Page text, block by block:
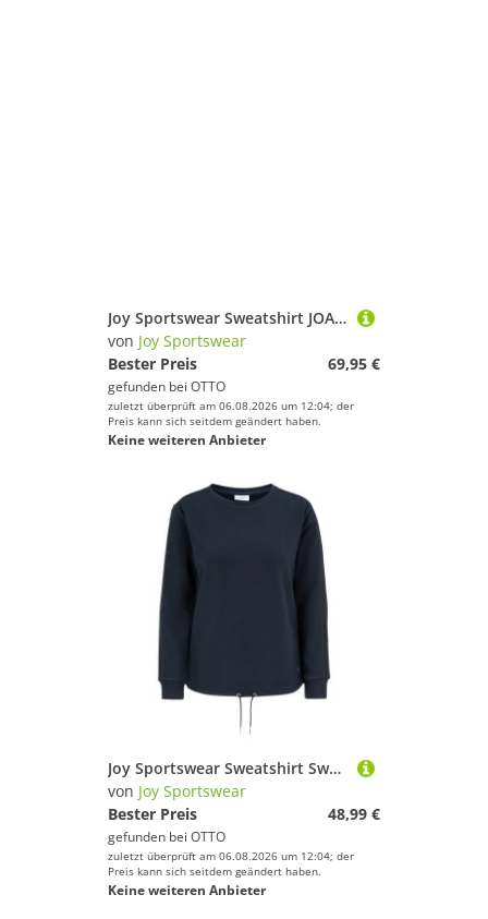
Joy Sportswear Sweatshirt JOANA Sweatshirt
von Joy Sportswear
Bester Preis
69,95 €
gefunden bei OTTO
zuletzt überprüft am 06.08.2026 um 12:04; der
Preis kann sich seitdem geändert haben.
Keine weiteren Anbieter
Joy Sportswear Sweatshirt Sweatshirt JULIKA
von Joy Sportswear
Bester Preis
48,99 €
gefunden bei OTTO
zuletzt überprüft am 06.08.2026 um 12:04; der
Preis kann sich seitdem geändert haben.
Keine weiteren Anbieter